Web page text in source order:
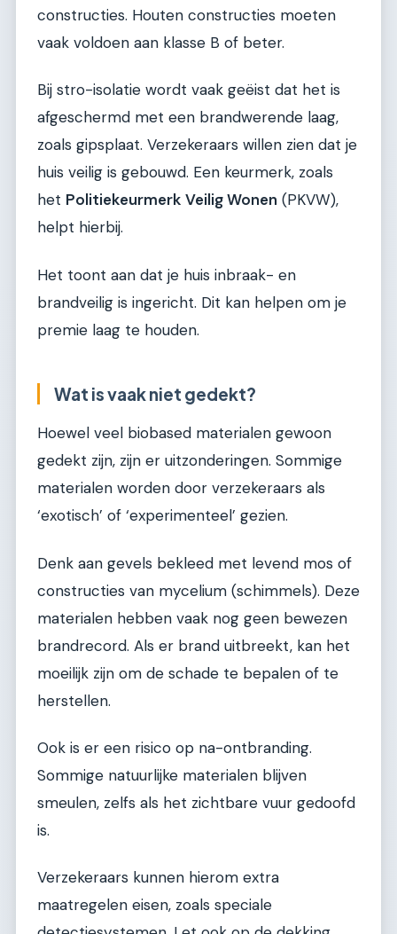
constructies. Houten constructies moeten
vaak voldoen aan klasse B of beter.
Bij stro-isolatie wordt vaak geëist dat het is
afgeschermd met een brandwerende laag,
zoals gipsplaat. Verzekeraars willen zien dat je
huis veilig is gebouwd. Een keurmerk, zoals
het Politiekeurmerk Veilig Wonen (PKVW),
helpt hierbij.
Het toont aan dat je huis inbraak- en
brandveilig is ingericht. Dit kan helpen om je
premie laag te houden.
Wat is vaak niet gedekt?
Hoewel veel biobased materialen gewoon
gedekt zijn, zijn er uitzonderingen. Sommige
materialen worden door verzekeraars als
‘exotisch’ of ‘experimenteel’ gezien.
Denk aan gevels bekleed met levend mos of
constructies van mycelium (schimmels). Deze
materialen hebben vaak nog geen bewezen
brandrecord. Als er brand uitbreekt, kan het
moeilijk zijn om de schade te bepalen of te
herstellen.
Ook is er een risico op na-ontbranding.
Sommige natuurlijke materialen blijven
smeulen, zelfs als het zichtbare vuur gedoofd
is.
Verzekeraars kunnen hierom extra
maatregelen eisen, zoals speciale